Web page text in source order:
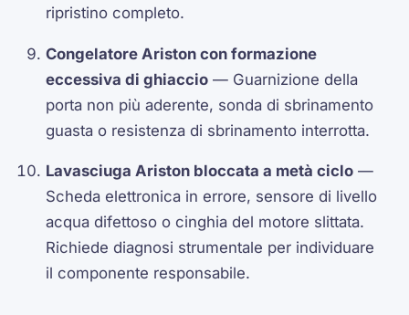
ripristino completo.
Congelatore Ariston con formazione
eccessiva di ghiaccio — Guarnizione della
porta non più aderente, sonda di sbrinamento
guasta o resistenza di sbrinamento interrotta.
Lavasciuga Ariston bloccata a metà ciclo —
Scheda elettronica in errore, sensore di livello
acqua difettoso o cinghia del motore slittata.
Richiede diagnosi strumentale per individuare
il componente responsabile.